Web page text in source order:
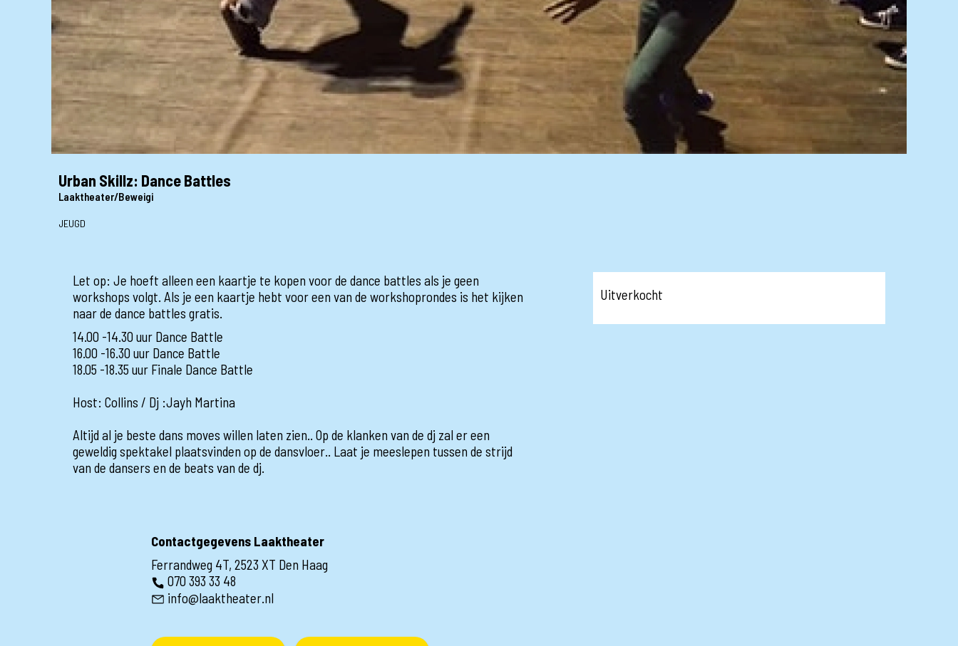
Urban Skillz: Dance Battles
Laaktheater/Beweigi
JEUGD
Let op: Je hoeft alleen een kaartje te kopen voor de dance battles als je geen
workshops volgt. Als je een kaartje hebt voor een van de workshoprondes is het kijken
naar de dance battles gratis.
14.00 -14.30 uur Dance Battle
16.00 -16.30 uur Dance Battle
18.05 -18.35 uur Finale Dance Battle
Host: Collins / Dj :Jayh Martina
Altijd al je beste dans moves willen laten zien.. Op de klanken van de dj zal er een
geweldig spektakel plaatsvinden op de dansvloer.. Laat je meeslepen tussen de strijd
van de dansers en de beats van de dj.
Uitverkocht
Contactgegevens Laaktheater
Ferrandweg 4T, 2523 XT Den Haag
070 393 33 48
info@laaktheater.nl